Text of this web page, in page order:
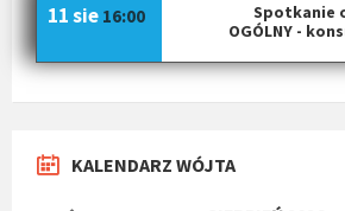
Spotkanie
OGÓLNY -
11 sie 16:00
KALENDARZ WÓJTA